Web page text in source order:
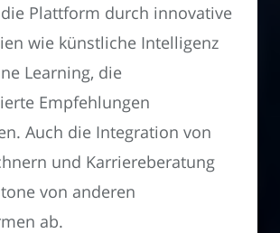
Plattform durch innovative
wie künstliche Intelligenz
Learning, die
Empfehlungen
Auch die Integration von
und Karriereberatung
von anderen
ab.